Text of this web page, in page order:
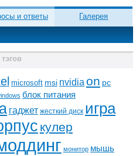
и ответы Галерея
microsoft msi nvidia on pc
блок питания
гаджет жесткий диск игра
кулер
монитор мышь